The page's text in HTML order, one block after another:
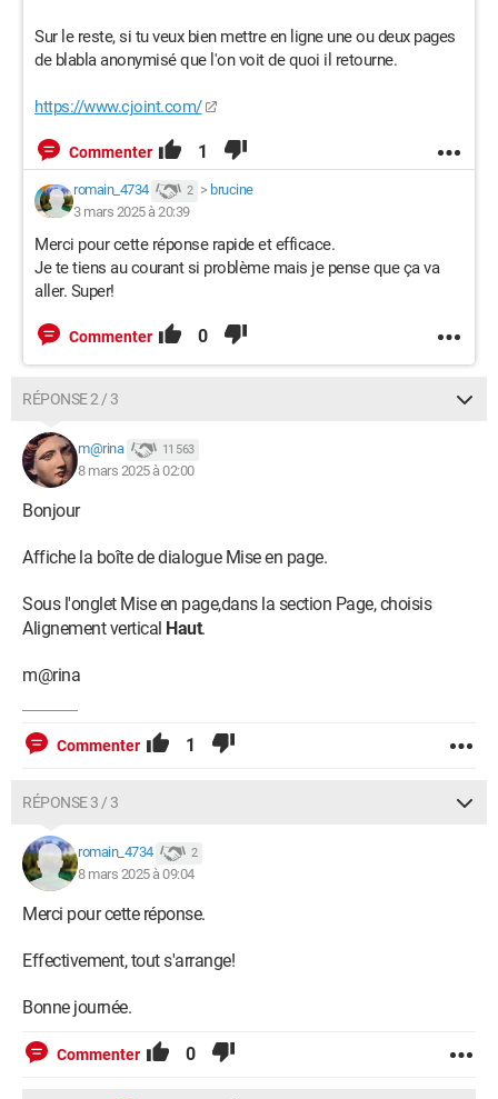
Sur le reste, si tu veux bien mettre en ligne une ou deux pages
de blabla anonymisé que l'on voit de quoi il retourne.
https://www.cjoint.com/
Commenter 1
romain_4734 2 > brucine
3 mars 2025 à 20:39
Merci pour cette réponse rapide et efficace.
Je te tiens au courant si problème mais je pense que ça va
aller. Super!
Commenter 0
RÉPONSE 2 / 3
m@rina 11 563
8 mars 2025 à 02:00
Bonjour
Affiche la boîte de dialogue Mise en page.
Sous l'onglet Mise en page,dans la section Page, choisis
Alignement vertical Haut.
m@rina
Commenter 1
RÉPONSE 3 / 3
romain_4734 2
8 mars 2025 à 09:04
Merci pour cette réponse.
Effectivement, tout s'arrange!
Bonne journée.
Commenter 0